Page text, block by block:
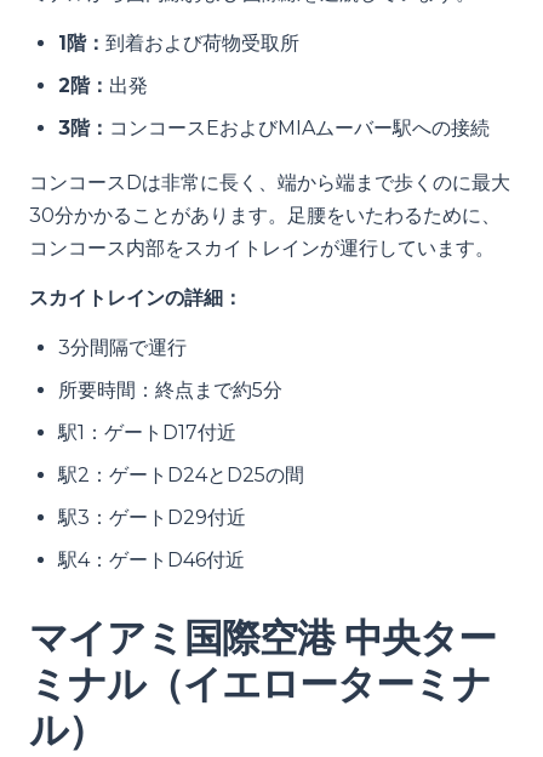
1階： 到着および荷物受取所
2階： 出発
3階： コンコースEおよびMIAムーバー駅への接続
コンコースDは非常に長く、端から端まで歩くのに最大
30分かかることがあります。足腰をいたわるために、
コンコース内部をスカイトレインが運行しています。
スカイトレインの詳細：
3分間隔で運行
所要時間：終点まで約5分
駅1：ゲートD17付近
駅2：ゲートD24とD25の間
駅3：ゲートD29付近
駅4：ゲートD46付近
マイアミ国際空港 中央ター
ミナル（イエローターミナ
ル）